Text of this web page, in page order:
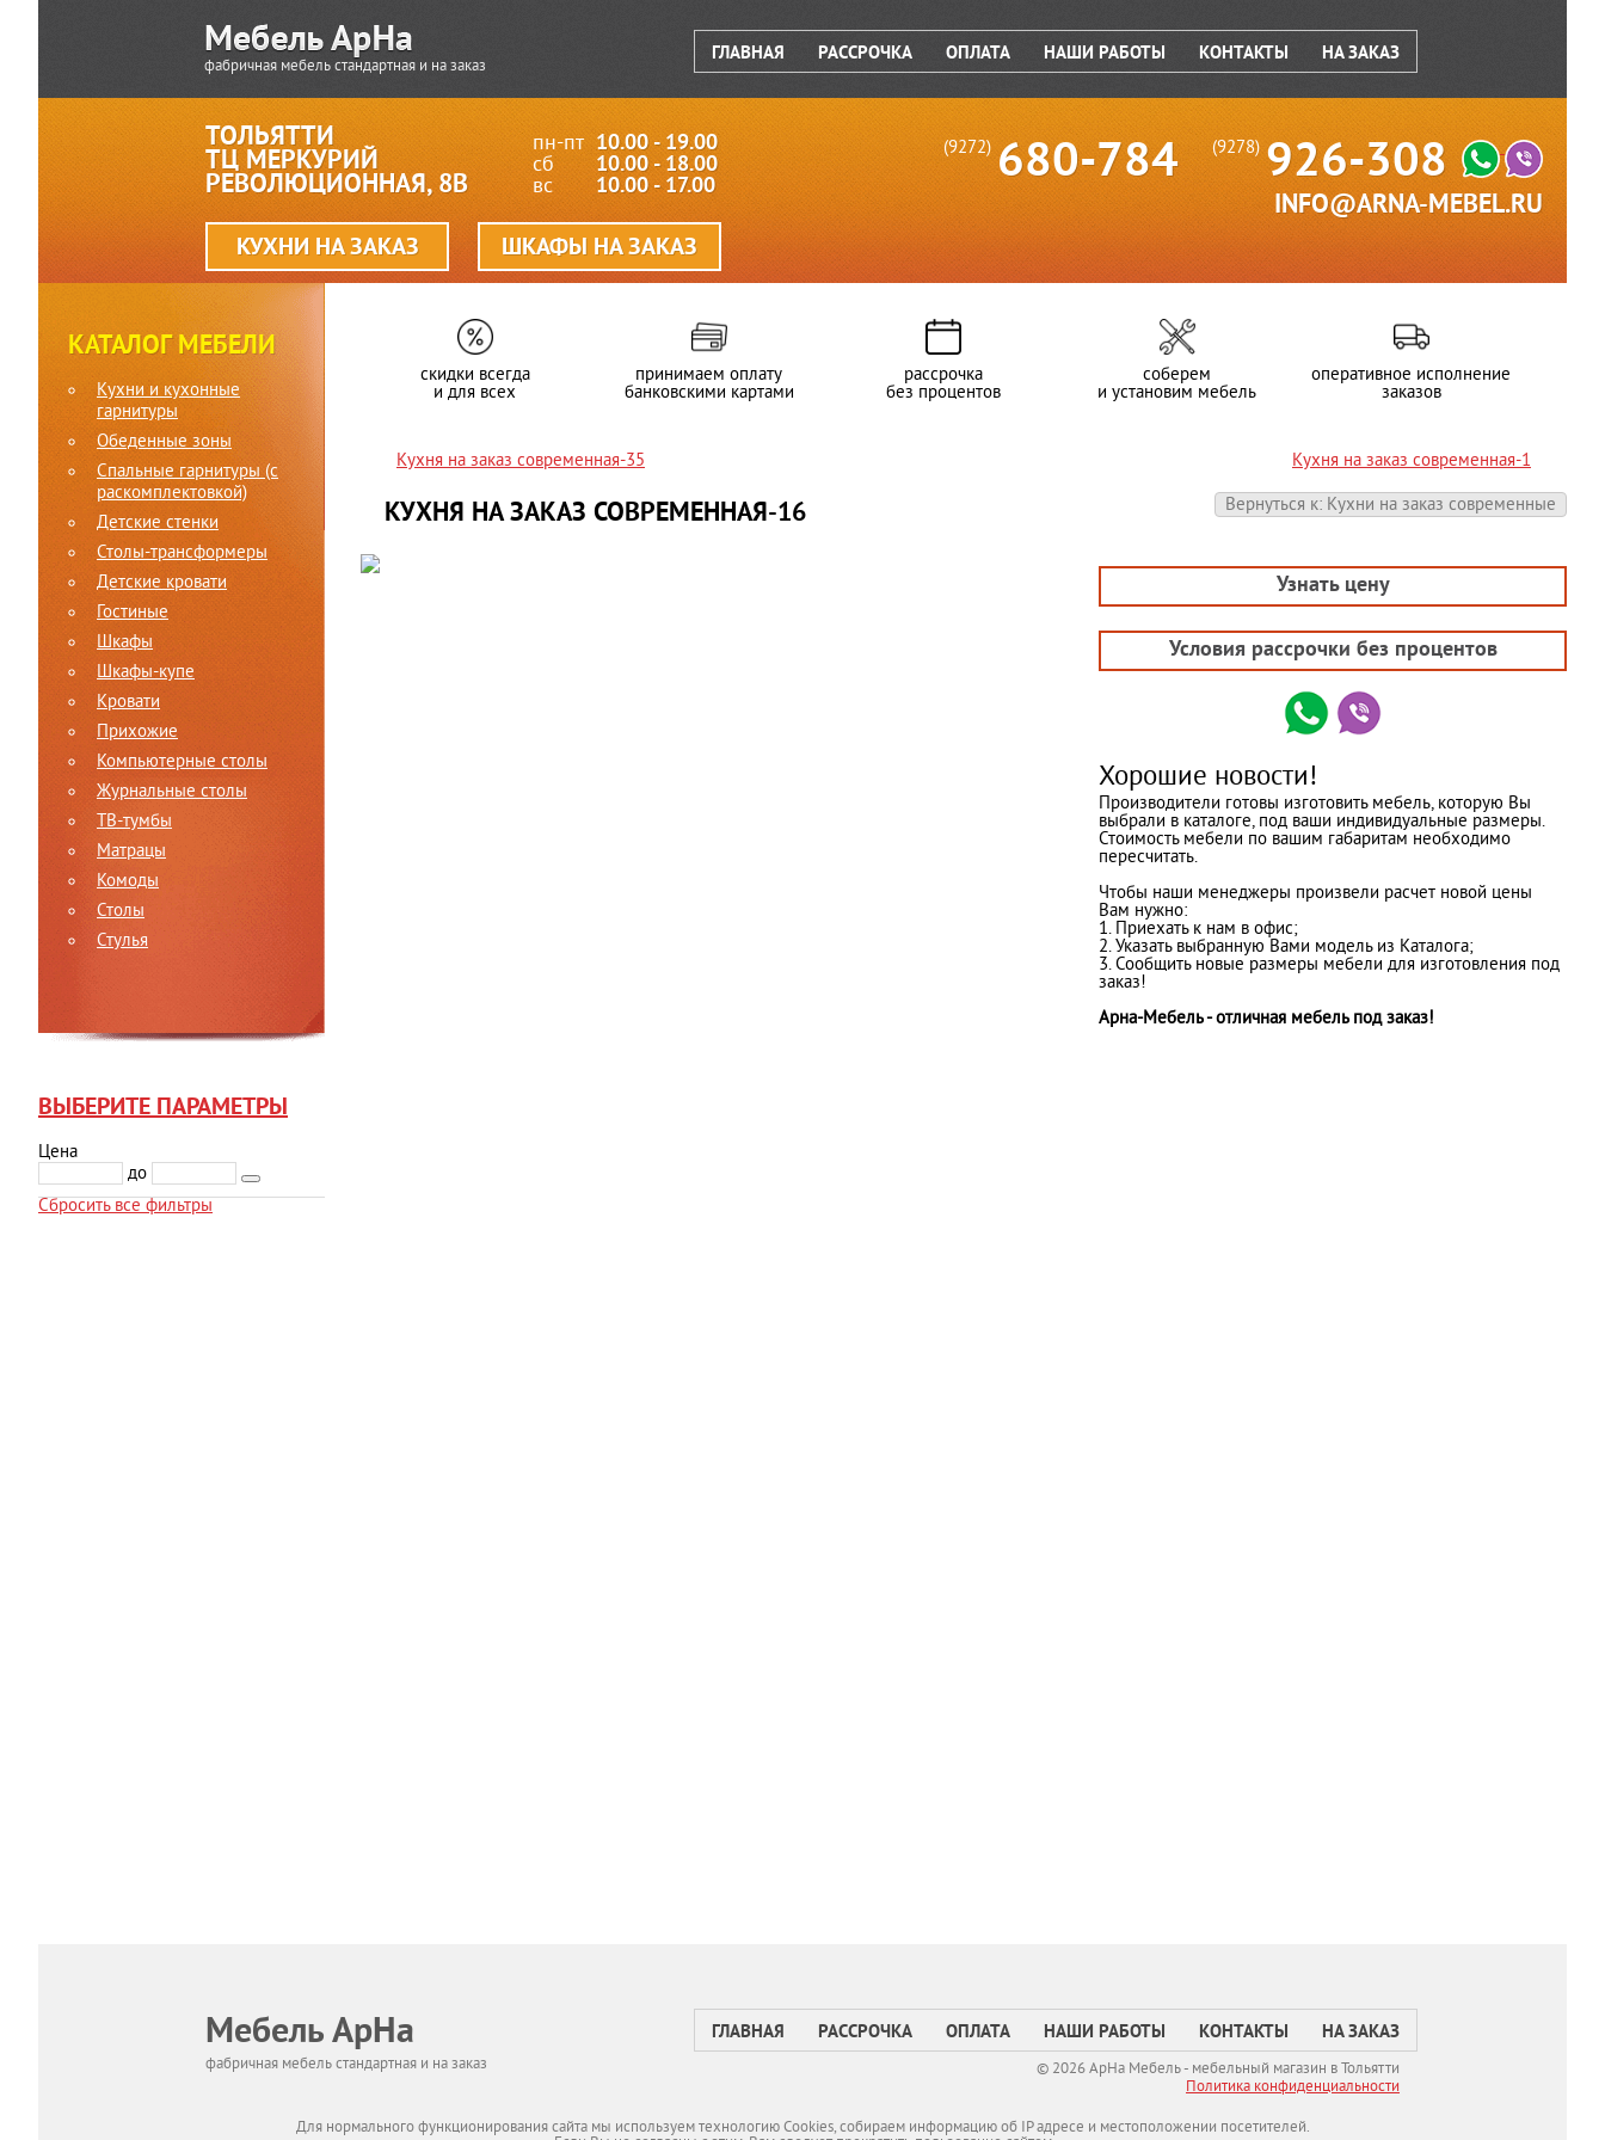
фабричная мебель стандартная и на заказ
ГЛАВНАЯ РАССРОЧКА ОПЛАТА НАШИ РАБОТЫ КОНТАКТЫ НА ЗАКАЗ
(9272) 680-784 (9278) 926-308
INFO@ARNA-MEBEL.RU
ТОЛЬЯТТИ
ТЦ МЕРКУРИЙ
РЕВОЛЮЦИОННАЯ, 8В
пн-пт 10.00 - 19.00
сб 10.00 - 18.00
вс 10.00 - 17.00
КУХНИ НА ЗАКАЗ ШКАФЫ НА ЗАКАЗ
КАТАЛОГ МЕБЕЛИ
Кухни и кухонные
гарнитуры
Обеденные зоны
Спальные гарнитуры (c
раскомплектовкой)
Детские стенки
Столы-трансформеры
Детские кровати
Гостиные
Шкафы
Шкафы-купе
Кровати
Прихожие
Компьютерные столы
Журнальные столы
ТВ-тумбы
Матрацы
Комоды
Столы
Стулья
ВЫБЕРИТЕ ПАРАМЕТРЫ
Цена
до
Сбросить все фильтры
скидки всегда
и для всех
принимаем оплату
банковскими картами
рассрочка
без процентов
соберем
и установим мебель
оперативное исполнение
заказов
Кухня на заказ современная-35
Кухня на заказ современная-1
Вернуться к: Кухни на заказ современные
КУХНЯ НА ЗАКАЗ СОВРЕМЕННАЯ-16
Узнать цену
Условия рассрочки без процентов
Хорошие новости!
Производители готовы изготовить мебель, которую Вы
выбрали в каталоге, под ваши индивидуальные размеры.
Стоимость мебели по вашим габаритам необходимо
пересчитать.
Чтобы наши менеджеры произвели расчет новой цены
Вам нужно:
1. Приехать к нам в офис;
2. Указать выбранную Вами модель из Каталога;
3. Сообщить новые размеры мебели для изготовления под
заказ!
Арна-Мебель - отличная мебель под заказ!
Мебель АрНа
фабричная мебель стандартная и на заказ
ГЛАВНАЯ РАССРОЧКА ОПЛАТА НАШИ РАБОТЫ КОНТАКТЫ НА ЗАКАЗ
© 2026 АрНа Мебель - мебельный магазин в Тольятти
Политикa конфиденциальности
Для нормального функционирования сайта мы используем технологию Cookies, собираем информацию об IP адресе и местоположении посетителей.